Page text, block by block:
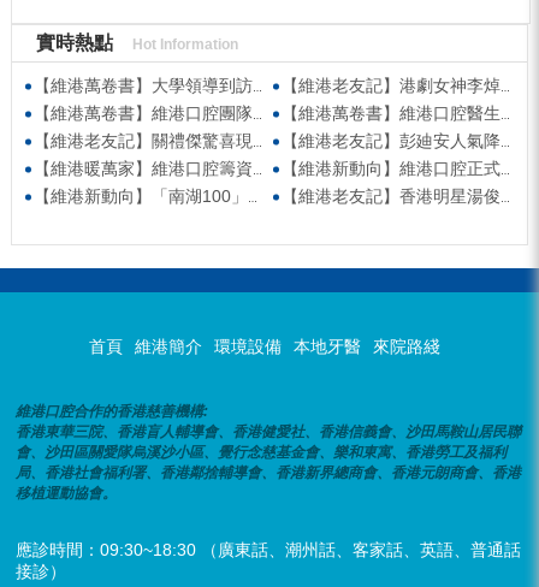
實時熱點 Hot Information
【維港萬卷書】大學領導到訪維港口腔參觀交流 高度讚賞院感消毒與規範化管理
【維港老友記】港劇女神李焯寧現身維港口腔擔任一日店長，分享護牙心得
【維港萬卷書】維港口腔團隊走進香港書展 感受閱讀力量拓寬專業視野
【維港萬卷書】維港口腔醫生團隊受邀參與美國登士柏西諾德專題研討 聚焦無牙頜種植修復前沿策略
【維港老友記】關禮傑驚喜現身維港口腔出任明星一日CEO 即場演繹同分享經驗！
【維港老友記】彭廸安人氣降臨維港口腔任明星一日店長 勁歌熱舞快閃表演點燃全場！
【維港暖萬家】維港口腔籌資捐款援助廣西洪澇災區 攜手香港廣西南寧同鄉會共獻愛心
【維港新動向】維港口腔正式獲聘為「羅湖區社會醫療機構行業協會監事單位」
【維港新動向】「南湖100」品牌發佈會 維港口腔獲評「突出貢獻企業」殊榮
【維港老友記】香港明星湯俊明驚喜現身維港口腔 擔任明星一日店長！
首頁 維港簡介 環境設備 本地牙醫 來院路綫
維港口腔合作的香港慈善機構:
香港東華三院、香港盲人輔導會、香港健愛社、香港信義會、沙田馬鞍山居民聯
會、沙田區關愛隊烏溪沙小區、覺行念慈基金會、樂和東寓、香港勞工及福利
局、香港社會福利署、香港鄰捨輔導會、香港新界總商會、香港元朗商會、香港
移植運動協會。
應診時間：09:30~18:30 （廣東話、潮州話、客家話、英語、普通話
接診）